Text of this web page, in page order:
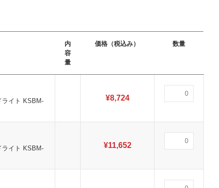
内
容
量
価格（税込み） 数量
ライト KSBM- ¥8,724
ライト KSBM- ¥11,652